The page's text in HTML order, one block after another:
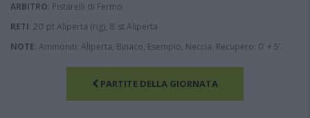
ARBITRO: Pistarelli di Fermo
RETI: 20’ pt Aliperta (rig), 8’ st Aliperta
NOTE: Ammoniti: Aliperta, Binaco, Esempio, Neccia. Recupero: 0' + 5’.
PARTITE DELLA GIORNATA